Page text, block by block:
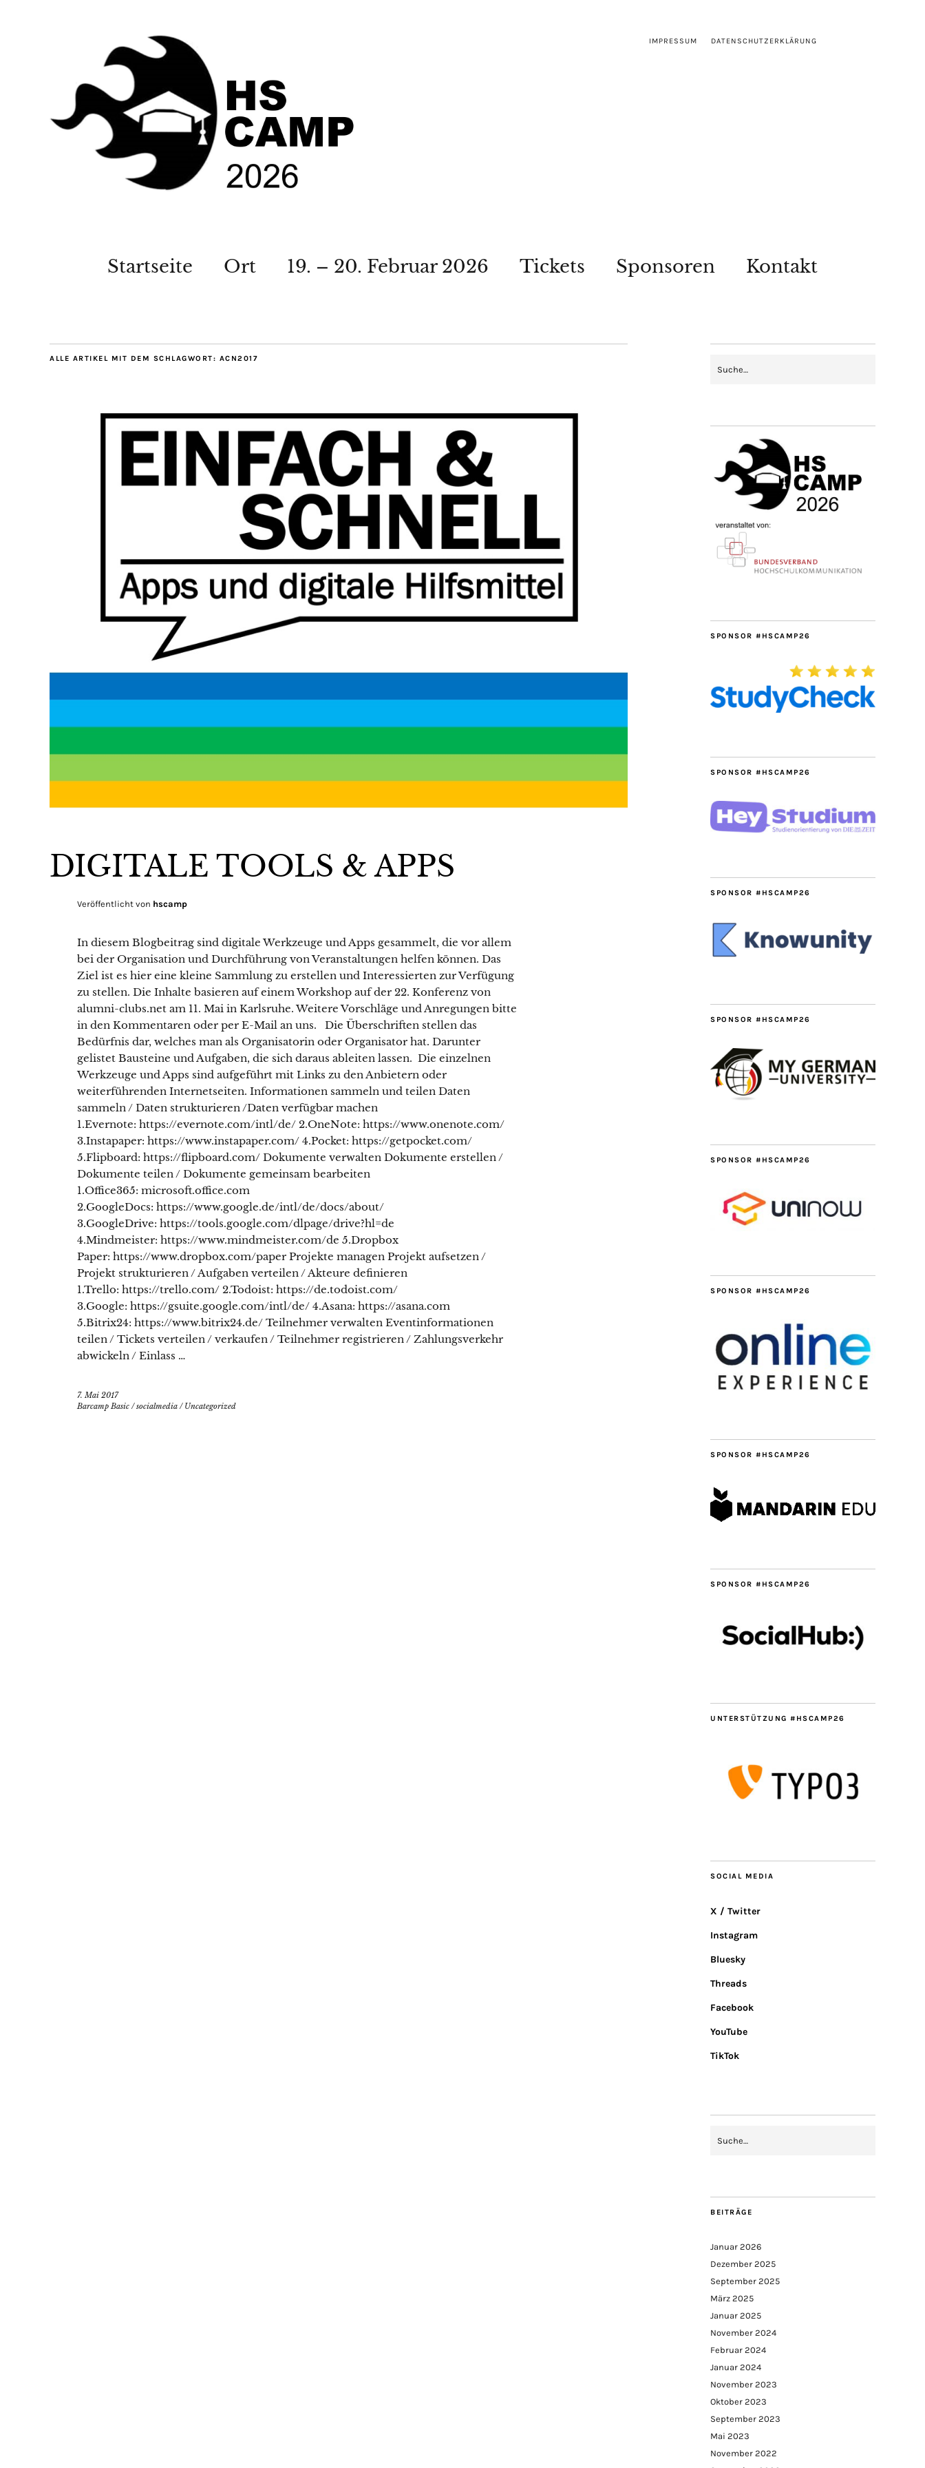
IMPRESSUM DATENSCHUTZERKLÄRUNG
Startseite Ort 19. – 20. Februar 2026 Tickets Sponsoren Kontakt
ALLE ARTIKEL MIT DEM SCHLAGWORT: ACN2017
DIGITALE TOOLS & APPS
Veröffentlicht von hscamp
In diesem Blogbeitrag sind digitale Werkzeuge und Apps gesammelt, die vor allem
bei der Organisation und Durchführung von Veranstaltungen helfen können. Das
Ziel ist es hier eine kleine Sammlung zu erstellen und Interessierten zur Verfügung
zu stellen. Die Inhalte basieren auf einem Workshop auf der 22. Konferenz von
alumni-clubs.net am 11. Mai in Karlsruhe. Weitere Vorschläge und Anregungen bitte
in den Kommentaren oder per E-Mail an uns. Die Überschriften stellen das
Bedürfnis dar, welches man als Organisatorin oder Organisator hat. Darunter
gelistet Bausteine und Aufgaben, die sich daraus ableiten lassen. Die einzelnen
Werkzeuge und Apps sind aufgeführt mit Links zu den Anbietern oder
weiterführenden Internetseiten. Informationen sammeln und teilen Daten
sammeln / Daten strukturieren /Daten verfügbar machen
1.Evernote: https://evernote.com/intl/de/ 2.OneNote: https://www.onenote.com/
3.Instapaper: https://www.instapaper.com/ 4.Pocket: https://getpocket.com/
5.Flipboard: https://flipboard.com/ Dokumente verwalten Dokumente erstellen /
Dokumente teilen / Dokumente gemeinsam bearbeiten
1.Office365: microsoft.office.com
2.GoogleDocs: https://www.google.de/intl/de/docs/about/
3.GoogleDrive: https://tools.google.com/dlpage/drive?hl=de
4.Mindmeister: https://www.mindmeister.com/de 5.Dropbox
Paper: https://www.dropbox.com/paper Projekte managen Projekt aufsetzen /
Projekt strukturieren / Aufgaben verteilen / Akteure definieren
1.Trello: https://trello.com/ 2.Todoist: https://de.todoist.com/
3.Google: https://gsuite.google.com/intl/de/ 4.Asana: https://asana.com
5.Bitrix24: https://www.bitrix24.de/ Teilnehmer verwalten Eventinformationen
teilen / Tickets verteilen / verkaufen / Teilnehmer registrieren / Zahlungsverkehr
abwickeln / Einlass …
7. Mai 2017
Barcamp Basic /socialmedia / Uncategorized
SPONSOR #HSCAMP26
SPONSOR #HSCAMP26
SPONSOR #HSCAMP26
SPONSOR #HSCAMP26
SPONSOR #HSCAMP26
SPONSOR #HSCAMP26
SPONSOR #HSCAMP26
SPONSOR #HSCAMP26
UNTERSTÜTZUNG #HSCAMP26
SOCIAL MEDIA
X / Twitter
Instagram
Bluesky
Threads
Facebook
YouTube
TikTok
BEITRÄGE
Januar 2026
Dezember 2025
September 2025
März 2025
Januar 2025
November 2024
Februar 2024
Januar 2024
November 2023
Oktober 2023
September 2023
Mai 2023
November 2022